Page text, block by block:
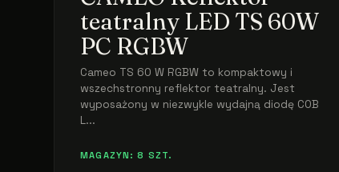
teatralny LED TS 60W
PC RGBW
Cameo TS 60 W RGBW to kompaktowy i
wszechstronny reflektor teatralny. Jest
wyposażony w niezwykle wydajną diodę COB
L...
MAGAZYN: 8 SZT.